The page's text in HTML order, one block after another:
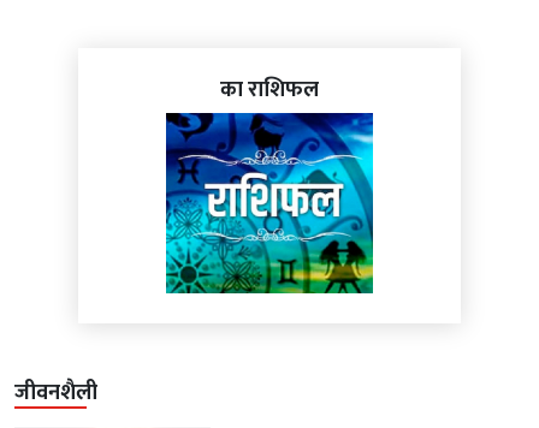
का राशिफल
जीवनशैली